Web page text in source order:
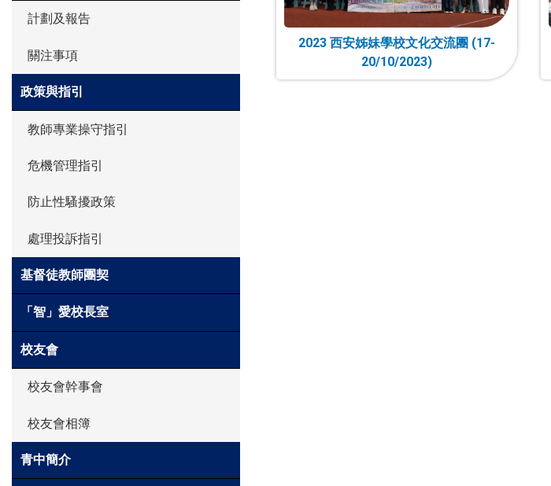
計劃及報告
關注事項
政策與指引
教師專業操守指引
危機管理指引
防止性騷擾政策
處理投訴指引
基督徒教師團契
「智」愛校長室
校友會
校友會幹事會
校友會相簿
青中簡介
2023 西安姊妹學校文化交流團 (17-
20/10/2023)